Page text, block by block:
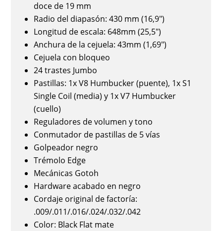
doce de 19 mm
Radio del diapasón: 430 mm (16,9")
Longitud de escala: 648mm (25,5")
Anchura de la cejuela: 43mm (1,69")
Cejuela con bloqueo
24 trastes Jumbo
Pastillas: 1x V8 Humbucker (puente), 1x S1
Single Coil (media) y 1x V7 Humbucker
(cuello)
Reguladores de volumen y tono
Conmutador de pastillas de 5 vías
Golpeador negro
Trémolo Edge
Mecánicas Gotoh
Hardware acabado en negro
Cordaje original de factoría:
.009/.011/.016/.024/.032/.042
Color: Black Flat mate